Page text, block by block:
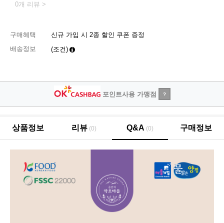
0개 리뷰 >
구매혜택
신규 가입 시 2종 할인 쿠폰 증정
배송정보
(조건)
포인트사용 가맹점 ?
상품정보 리뷰 (0) Q&A (0) 구매정보